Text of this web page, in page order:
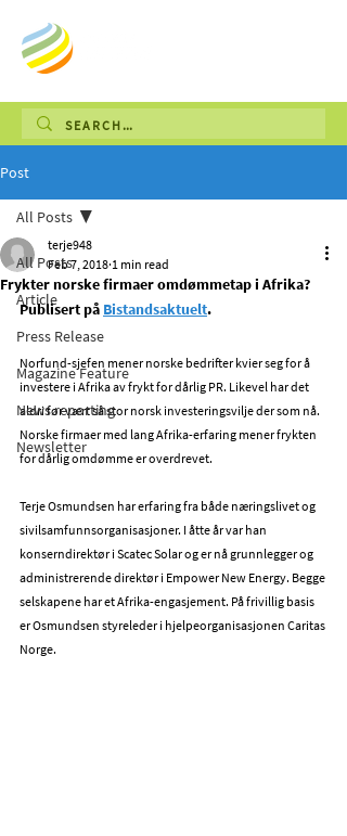
Post
All Posts
Article
Press Release
Magazine Feature
News reporting
Newsletter
All Posts
Frykter norske firmaer omdømmetap i Afrika?
terje948
Feb 7, 2018 1 min read
Publisert på Bistandsaktuelt.
Norfund-sjefen mener norske bedrifter kvier seg for å
investere i Afrika av frykt for dårlig PR. Likevel har det
aldri før vært så stor norsk investeringsvilje der som nå.
Norske firmaer med lang Afrika-erfaring mener frykten
for dårlig omdømme er overdrevet.
Terje Osmundsen har erfaring fra både næringslivet og
sivilsamfunnsorganisasjoner. I åtte år var han
konserndirektør i Scatec Solar og er nå grunnlegger og
administrerende direktør i Empower New Energy. Begge
selskapene har et Afrika-engasjement. På frivillig basis
er Osmundsen styreleder i hjelpeorganisasjonen Caritas
Norge.